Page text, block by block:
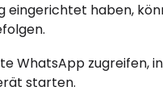
haben,
WhatsApp zugreifen,
starten.